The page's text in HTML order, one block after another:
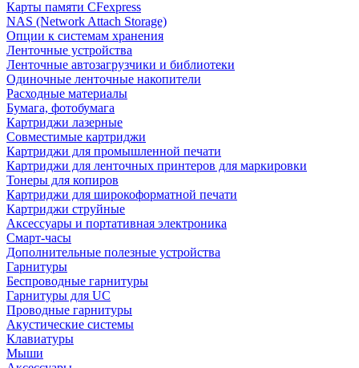
Карты памяти CFexpress
NAS (Network Attach Storage)
Опции к системам хранения
Ленточные устройства
Ленточные автозагрузчики и библиотеки
Одиночные ленточные накопители
Расходные материалы
Бумага, фотобумага
Картриджи лазерные
Совместимые картриджи
Картриджи для промышленной печати
Картриджи для ленточных принтеров для маркировки
Тонеры для копиров
Картриджи для широкоформатной печати
Картриджи струйные
Аксессуары и портативная электроника
Смарт-часы
Дополнительные полезные устройства
Гарнитуры
Беспроводные гарнитуры
Гарнитуры для UC
Проводные гарнитуры
Акустические системы
Клавиатуры
Мыши